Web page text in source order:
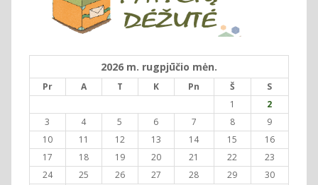
2026 m. rugpjūčio mėn.
Pr A T K Pn Š
S
1
2
3
4 5 6 7 8
9
10
11 12 13 14 15
16
17
18 19 20 21 22
23
24
25 26 27 28 29
30